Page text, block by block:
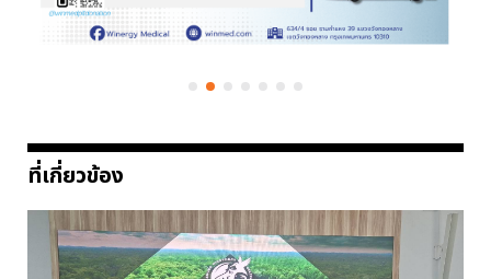
ที่เกี่ยวข้อง